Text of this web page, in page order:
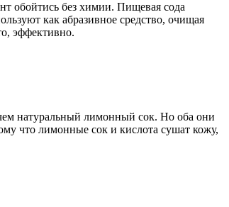
обойтись без химии. Пищевая сода
как абразивное средство, очищая
эффективно.
натуральный лимонный сок. Но оба они
что лимонные сок и кислота сушат кожу,